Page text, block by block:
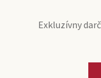
Exkluzívny